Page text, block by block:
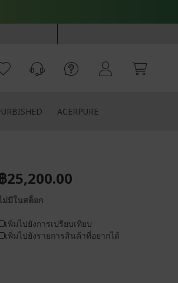
ACERPURE
฿25,200.00
ม่มีในสต็อก
เพิ่มไปยังการเปรียบเทียบ
เพิ่มไปยังรายการสินค้าที่อยากได้